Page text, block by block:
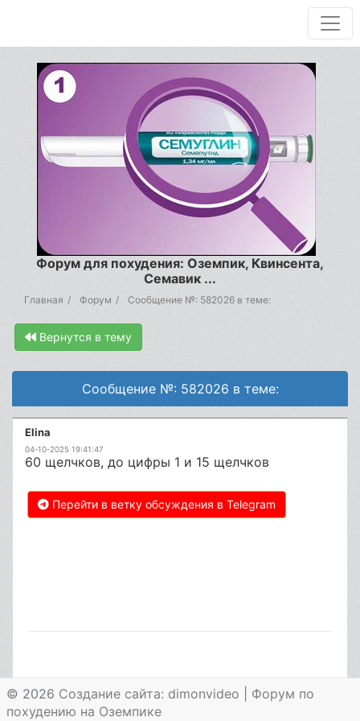
Форум для похудения: Оземпик, Квинсента,
Семавик ...
Главная Форум Сообщение №: 582026 в теме:
Вернутся в тему
Сообщение №: 582026 в теме:
Elina
04-10-2025 19:41:47
60 щелчков, до цифры 1 и 15 щелчков
Перейти в ветку обсуждения в Telegram
© 2026 Создание сайта: dimonvideo
Форум по
похудению на Оземпике